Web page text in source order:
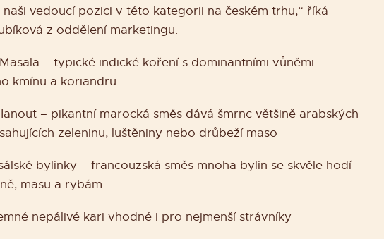
vedoucí pozici v této kategorii na českém trhu,“ říká
z oddělení marketingu.
– typické indické koření s dominantními vůněmi
kmínu a koriandru
– pikantní marocká směs dává šmrnc většině arabských
zeleninu, luštěniny nebo drůbeží maso
bylinky – francouzská směs mnoha bylin se skvěle hodí
masu a rybám
nepálivé kari vhodné i pro nejmenší strávníky